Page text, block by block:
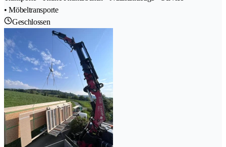
• Möbeltransporte
Geschlossen